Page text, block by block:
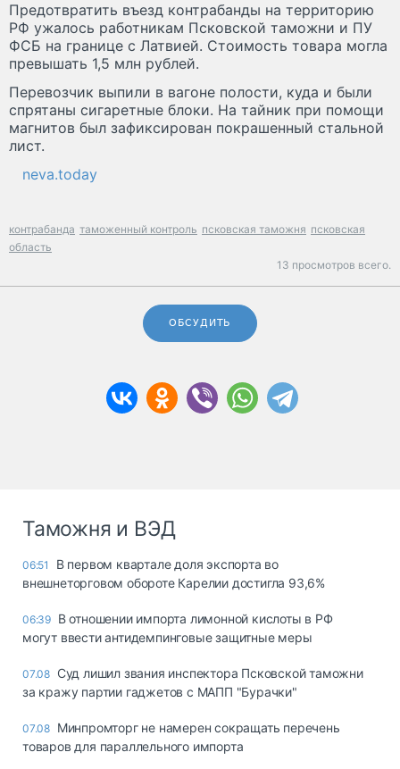
Предотвратить въезд контрабанды на территорию
РФ ужалось работникам Псковской таможни и ПУ
ФСБ на границе с Латвией. Стоимость товара могла
превышать 1,5 млн рублей.
Перевозчик выпили в вагоне полости, куда и были
спрятаны сигаретные блоки. На тайник при помощи
магнитов был зафиксирован покрашенный стальной
лист.
neva.today
контрабанда таможенный контроль псковская таможня псковская
область
13 просмотров всего.
ОБСУДИТЬ
Таможня и ВЭД
06:51
В первом квартале доля экспорта во
внешнеторговом обороте Карелии достигла 93,6%
06:39 В отношении импорта лимонной кислоты в РФ
могут ввести антидемпинговые защитные меры
07.08 Суд лишил звания инспектора Псковской таможни
за кражу партии гаджетов с МАПП "Бурачки"
07.08 Минпромторг не намерен сокращать перечень
товаров для параллельного импорта